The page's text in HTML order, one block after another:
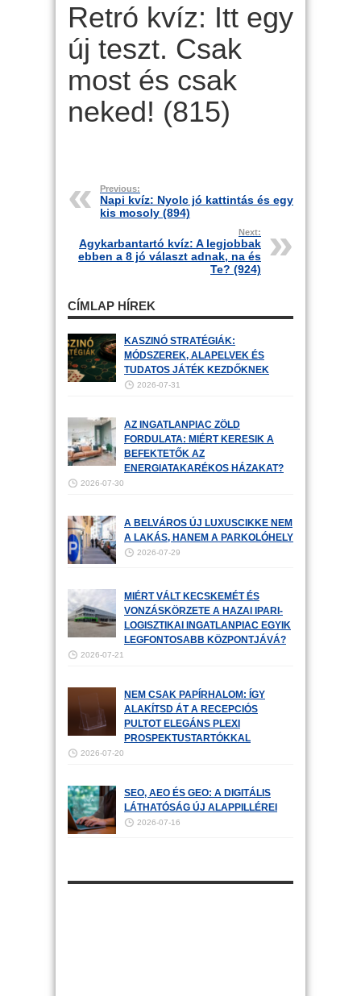
Retró kvíz: Itt egy
új teszt. Csak
most és csak
neked! (815)
Previous:
Napi kvíz: Nyolc jó kattintás és egy
kis mosoly (894)
Next:
Agykarbantartó kvíz: A legjobbak
ebben a 8 jó választ adnak, na és
Te? (924)
CÍMLAP HÍREK
KASZINÓ STRATÉGIÁK:
MÓDSZEREK, ALAPELVEK ÉS
TUDATOS JÁTÉK KEZDŐKNEK
2026-07-31
AZ INGATLANPIAC ZÖLD
FORDULATA: MIÉRT KERESIK A
BEFEKTETŐK AZ
ENERGIATAKARÉKOS HÁZAKAT?
2026-07-30
A BELVÁROS ÚJ LUXUSCIKKE NEM
A LAKÁS, HANEM A PARKOLÓHELY
2026-07-29
MIÉRT VÁLT KECSKEMÉT ÉS
VONZÁSKÖRZETE A HAZAI IPARI-
LOGISZTIKAI INGATLANPIAC EGYIK
LEGFONTOSABB KÖZPONTJÁVÁ?
2026-07-21
NEM CSAK PAPÍRHALOM: ÍGY
ALAKÍTSD ÁT A RECEPCIÓS
PULTOT ELEGÁNS PLEXI
PROSPEKTUSTARTÓKKAL
2026-07-20
SEO, AEO ÉS GEO: A DIGITÁLIS
LÁTHATÓSÁG ÚJ ALAPPILLÉREI
2026-07-16